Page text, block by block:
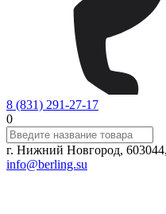
8 (831) 291-27-17
0
г. Нижний Новгород,
info@berling.su